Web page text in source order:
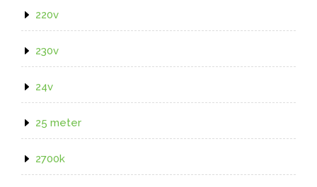
220v
230v
24v
25 meter
2700k